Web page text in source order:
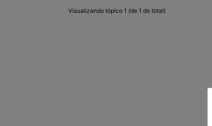
Visualizando tópico 1 (de 1 do total)